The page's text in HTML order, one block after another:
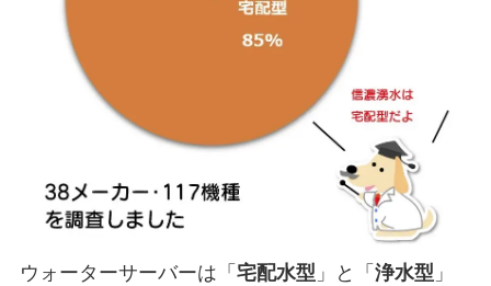
ウォーターサーバーは「 宅配水型 」と「 浄水型 」